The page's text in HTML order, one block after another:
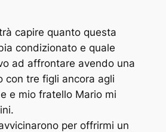
capire quanto questa
condizionato e quale
ad affrontare avendo una
con tre figli ancora agli
e mio fratello Mario mi
per offrirmi un